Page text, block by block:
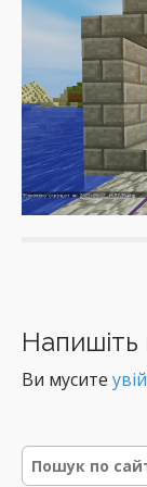
s
t
n
v
i
Напишіть
Ви мусите
Р